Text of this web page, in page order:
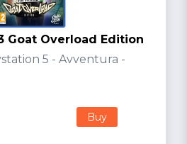
Goat Overload Edition
5 - Avventura -
Buy